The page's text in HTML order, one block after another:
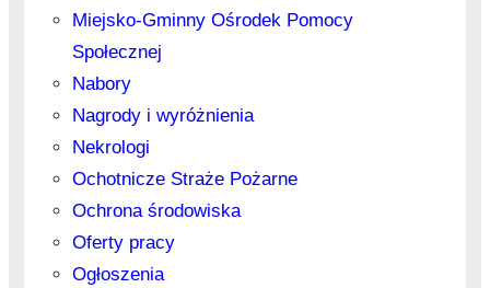
Miejsko-Gminny Ośrodek Pomocy
Społecznej
Nabory
Nagrody i wyróżnienia
Nekrologi
Ochotnicze Straże Pożarne
Ochrona środowiska
Oferty pracy
Ogłoszenia